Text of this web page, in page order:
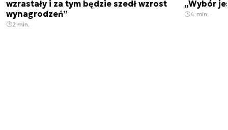
wzrastały i za tym będzie szedł wzrost
wynagrodzeń”
2 min.
„Wybór
4 min.